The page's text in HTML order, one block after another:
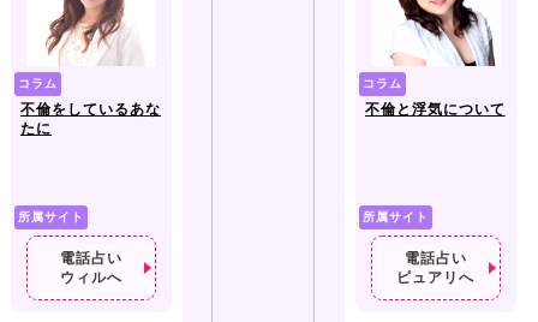
コラム
不倫をしているあな
たに
所属サイト
電話占い
ウィルへ
コラム
不倫と浮気について
所属サイト
電話占い
ピュアリへ